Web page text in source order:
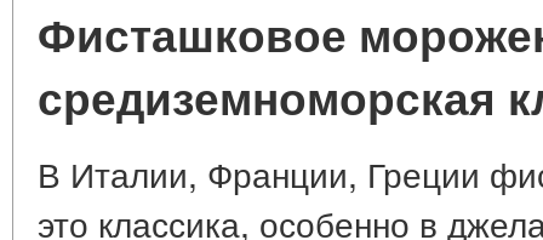
Фисташковое
средиземноморская
В Италии, Франции, Греции
это классика, особенно в